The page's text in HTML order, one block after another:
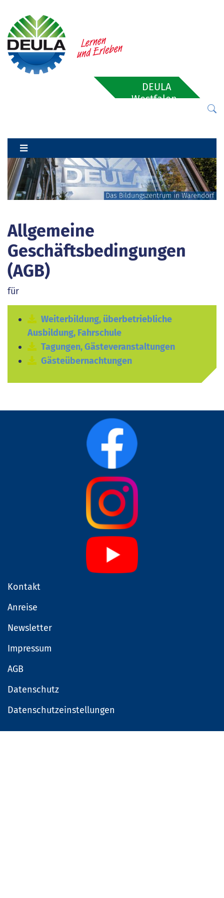
DEULA
Westfalen-
Allgemeine
Geschäftsbedingungen
(AGB)
für
Weiterbildung, überbetriebliche
Ausbildung, Fahrschule
Tagungen, Gästeveranstaltungen
Gästeübernachtungen
Kontakt
Anreise
Newsletter
Impressum
AGB
Datenschutz
Datenschutzeinstellungen